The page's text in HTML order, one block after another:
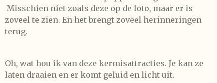
Misschien niet zoals deze op de foto, maar er is
zoveel te zien. En het brengt zoveel herinneringen
terug.
Oh, wat hou ik van deze kermisattracties. Je kan ze
laten draaien en er komt geluid en licht uit.